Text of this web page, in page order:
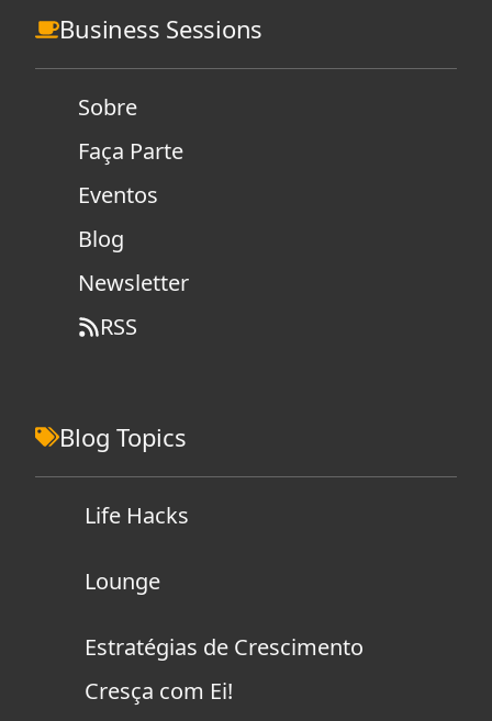
Business Sessions
Sobre
Faça Parte
Eventos
Blog
Newsletter
RSS
Blog Topics
Life Hacks
Lounge
Estratégias de Crescimento
Cresça com Ei!